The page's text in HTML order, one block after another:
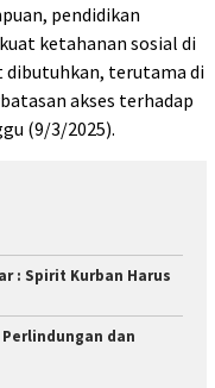
pendidikan
ketahanan sosial di
dibutuhkan, terutama di
akses terhadap
(9/3/2025).
: Spirit Kurban Harus
dan